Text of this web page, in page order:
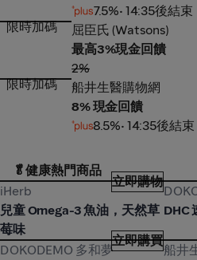
7.5%• 14:35後結束
屈臣氏 (Watsons)
限時加碼
屈臣氏 (Watsons)
最高3%現金回饋
2%
船井生醫購物網
限時加碼
船井生醫購物網
8% 現金回饋
8.5%• 14:35後結束
🥬健康熱門商品
iHerb
立即購物
iHerb
兒童 Omega-3 魚油，天然草
莓味
DOKODEMO 多和夢立即購買
DOKODEMO 多和夢
DHC
船井
船井